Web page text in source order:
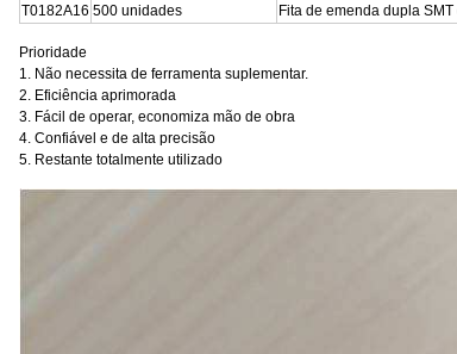
T0182A16 500 unidades Fita de emenda dupla
Prioridade
1.
Não necessita de ferramenta suplementar.
2. Eficiência aprimorada
3. Fácil de operar, economiza mão de obra
4. Confiável e de alta precisão
5. Restante totalmente utilizado